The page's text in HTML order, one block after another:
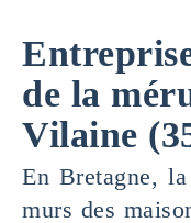
de la
Vilaine
En Bretagne,
murs des